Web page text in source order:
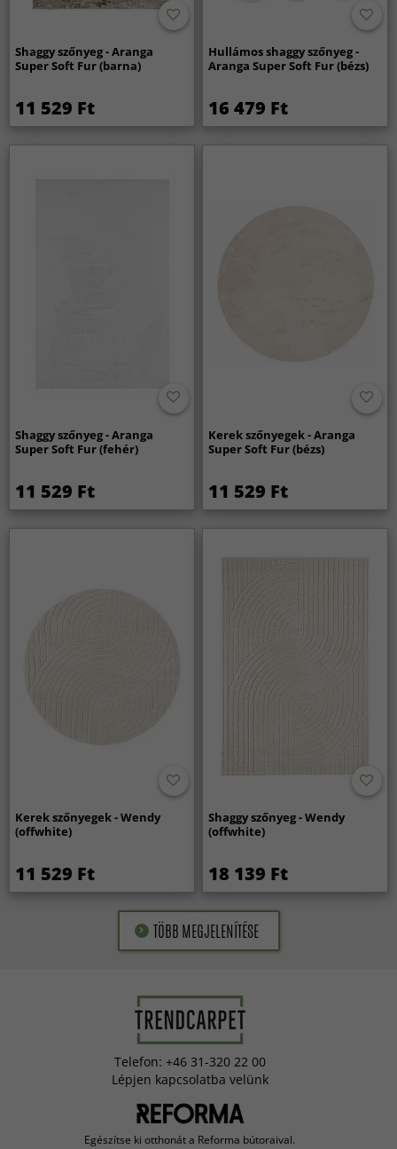
Shaggy szőnyeg - Aranga
Super Soft Fur (barna)
11 529 Ft
Hullámos shaggy szőnyeg -
Aranga Super Soft Fur (bézs)
16 479 Ft
Shaggy szőnyeg - Aranga
Super Soft Fur (fehér)
11 529 Ft
Kerek szőnyegek - Aranga
Super Soft Fur (bézs)
11 529 Ft
Kerek szőnyegek - Wendy
(offwhite)
11 529 Ft
Shaggy szőnyeg - Wendy
(offwhite)
18 139 Ft
TÖBB MEGJELENÍTÉSE
Telefon: +46 31-320 22 00
Lépjen kapcsolatba velünk
Egészítse ki otthonát a Reforma bútoraival.